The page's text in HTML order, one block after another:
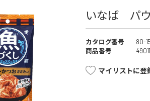
いなば パ
カタログ番号
80-
商品番号
マイリストに登